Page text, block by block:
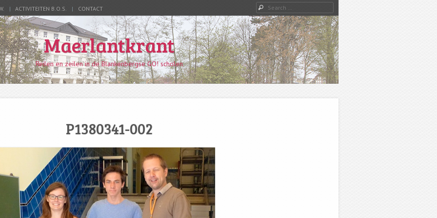
ACTIVITEITEN B.O.S. CONTACT Search
Maerlantkrant
Reilen en zeilen in de Blankenbergse GO! scholen
P1380341-002